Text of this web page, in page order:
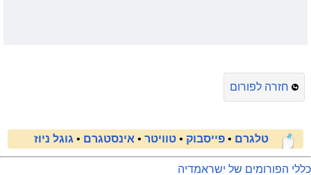
חזרה לפורום
טלגרם • פייסבוק • טוויטר • אינסטגרם • גוגל ניוז
כללי הפורומים של ישראמדיה